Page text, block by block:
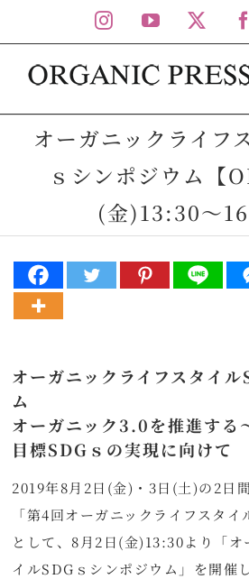
to
content
Instagram
YouTube
オーガニックライフ
ｓシンポジウム【
(金)13:30～
オーガニックライフスタイ
ム
オーガニック3.0を推進する
目標SDGｓの実現に向けて
2019年8月2日(金)・3日(土)の2日
「第4回オーガニックライフスタ
として、8月2日(金)13:30より「オ
イルSDGｓシンポジウム」を開催